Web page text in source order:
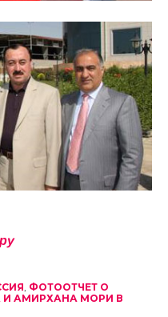
, ФОТООТЧЕТ О
И АМИРХАНА МОРИ В